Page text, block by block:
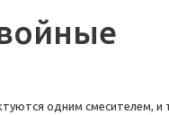
одним смесителем, и